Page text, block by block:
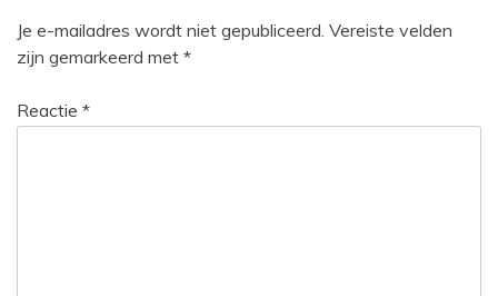
Je e-mailadres wordt niet gepubliceerd. Vereiste velden
zijn gemarkeerd met *
Reactie *